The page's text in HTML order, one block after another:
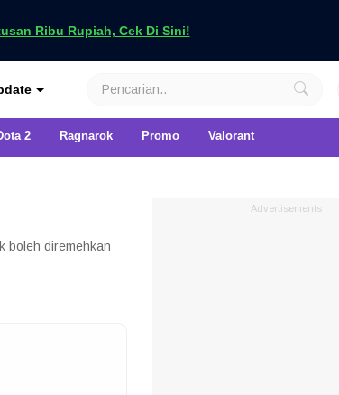
Ribu Rupiah, Cek Di Sini!
2 Ragnarok Promo Valorant
boleh diremehkan
Advertisements